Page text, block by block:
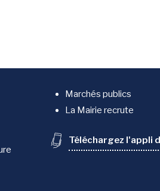
Marchés publics
La Mairie recrute
Téléchargez l'appli